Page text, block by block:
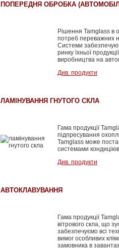
ПОПЕРЕДНЯ ОБРОБКА
Рішення Tamglass в
потреб переважних
Системи
ринку їхньої
виробництва на
Див. продукти
ЛАМІНУВАННЯ ГНУТОГО СКЛА
Гама продукції
підпресування
Tamglass може
системами
Див. продукти
АВТОКЛАВУВАННЯ
Гама продукції
вітрового скла, що
забезпечуємо всі
вимог особливих
замовника в